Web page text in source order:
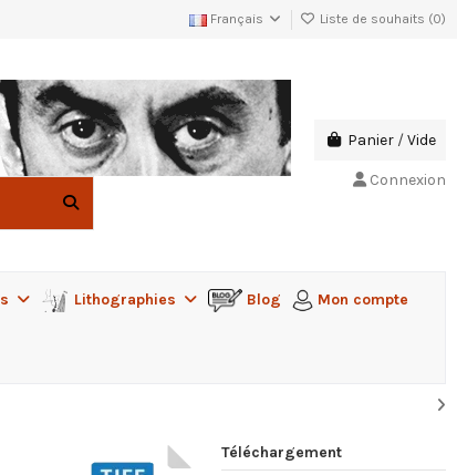
Français Liste de souhaits (0)
Panier /Vide
Connexion
Lithographies Blog Mon compte
Téléchargement